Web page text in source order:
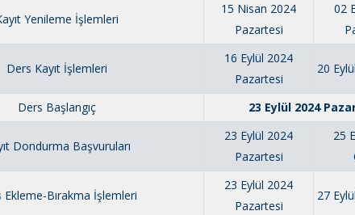
Yenileme İşlemleri
15 Nisan 2024
Pazartesi
02
Ders Kayıt İşlemleri
16 Eylül 2024
Pazartesi
20
Ders Başlangıç 23 Eylül 2024
Dondurma Başvuruları
23 Eylül 2024
Pazartesi
25
Ekleme-Bırakma İşlemleri
23 Eylül 2024
Pazartesi
27